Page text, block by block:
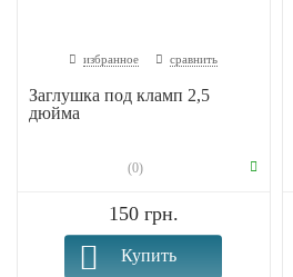
избранное сравнить
Заглушка под кламп 2,5
дюйма
(0)
150 грн.
Купить